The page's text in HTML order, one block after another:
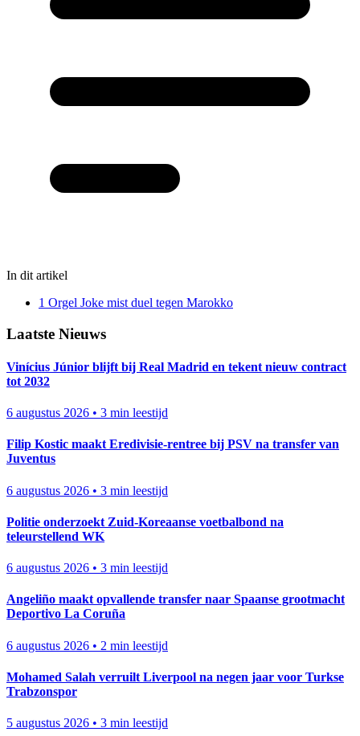
In dit artikel
1 Orgel Joke mist duel tegen Marokko
Laatste Nieuws
Vinícius Júnior blijft bij Real Madrid en tekent nieuw contract
tot 2032
6 augustus 2026 • 3 min leestijd
Filip Kostic maakt Eredivisie-rentree bij PSV na transfer van
Juventus
6 augustus 2026 • 3 min leestijd
Politie onderzoekt Zuid-Koreaanse voetbalbond na
teleurstellend WK
6 augustus 2026 • 3 min leestijd
Angeliño maakt opvallende transfer naar Spaanse grootmacht
Deportivo La Coruña
6 augustus 2026 • 2 min leestijd
Mohamed Salah verruilt Liverpool na negen jaar voor Turkse
Trabzonspor
5 augustus 2026 • 3 min leestijd